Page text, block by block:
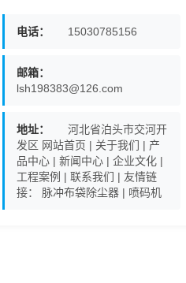
电话： 15030785156
邮箱：
lsh198383@126.com
地址：
河北省泊头市交河开
发区 网站首页 | 关于我们 | 产
品中心 | 新闻中心 | 企业文化 |
工程案例 | 联系我们 | 友情链
接： 脉冲布袋除尘器 | 喷码机